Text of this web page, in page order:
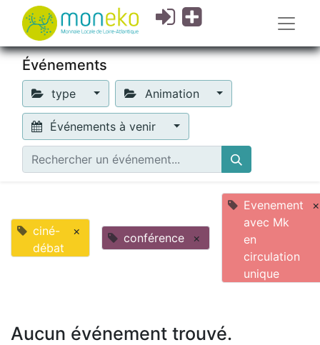
Événements
type Animation
Événements à venir
ciné-
débat
× conférence ×
Evenement
avec Mk
en
circulation
unique
×
Aucun événement trouvé.